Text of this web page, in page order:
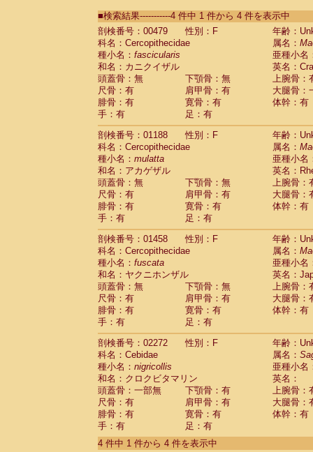
CebidaeSaguinus labiatus(0)
Cebidae Saguinus leucopus (0)
CebidaeSaguinus midas
CebidaeSaguinus mystax
CebidaeSaguinus nigricollis (1)
Cebidae Saguinus oedipus
Cebidae Saguinus weddelli
Cebidae Saguinusspp.
Cebidae Aotus trivirgatus
Cebidae Cebus albifrons
CebidaeCebus apella
Cebidae
CebidaeCebus nigrivittatus
Cebidae Cebusspp.(0)
Cebidae Saimiri boliviensis
Cebidae Saimiri sciureus
Atelidae Alouatta caraya
AtelidaeAlouatta fusca
AtelidaeAlouatta seniculus
AtelidaeAlouatta
Atelidae Ateles belzebuth
Atelidae Ateles geoffroyi
Atelidae Ateles paniscus
Atelidae Atelesspp.
Atelidae Lagothrix lagothricha
AtelidaeLagothrix lagothricha cana(0)
Pitheciidae
Cacajao calvus
Pitheciidae
Callicebus cupreus(0)
Pitheciidae Callicebus donacophilus(0)
PitheciidaeCallicebus moloch(0)
Pitheciidae Callicebus torquatus(0)
Pitheciidae Callicebus
Pitheciidae Chiropotes satanas
Pitheciidae Pithecia monachus
PitheciidaePithecia pithecia
■検索結果-----------4 件中 1 件から 4 件を表示中
剖検番号：00479
性別：F
年齢：
科名：Cercopithecidae
属名：
種小名： fascicularis
亜種小名
和名：カニクイザル
英名：
頭蓋骨：無
下顎骨：無
上腕骨：
尺骨：有
肩甲骨：有
大腿骨：
腓骨：有
寛骨：有
体幹：有
手：有
足：有
剖検番号：01188
性別：F
年齢：
科名：Cercopithecidae
属名：
種小名： mulatta
亜種小名
和名：アカゲザル
英名：
頭蓋骨：無
下顎骨：無
上腕骨：
尺骨：有
肩甲骨：有
大腿骨：
腓骨：有
寛骨：有
体幹：有
手：有
足：有
剖検番号：01458
性別：F
年齢：
科名：Cercopithecidae
属名：
種小名： fuscata
亜種小名
和名：ヤクニホンザル
英名：
頭蓋骨：無
下顎骨：無
上腕骨：
尺骨：有
肩甲骨：有
大腿骨：
腓骨：有
寛骨：有
体幹：有
手：有
足：有
剖検番号：02272
性別：F
年齢：
科名：Cebidae
属名：
種小名： nigricollis
亜種小名
和名：クロクビタマリン
英名：
頭蓋骨：一部無
下顎骨：有
上腕骨：
尺骨：有
肩甲骨：有
大腿骨：
腓骨：有
寛骨：有
体幹：有
手：有
足：有
4 件中 1 件から 4 件を表示中